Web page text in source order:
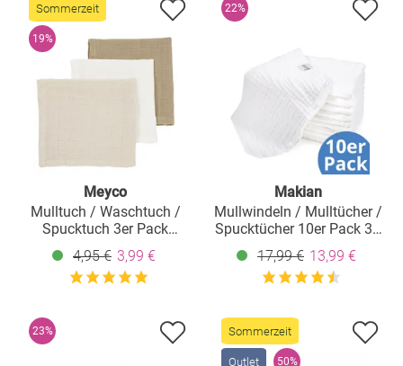
Sommerzeit
19%
Meyco
Mulltuch / Waschtuch /
Spucktuch 3er Pack
Musselin 30 x 30 cm -
OffWhite / Soft Sand /
Taupe
4,95 € 3,99 €
22%
Makian
Mullwindeln / Mulltücher /
Spucktücher 10er Pack 35
x 50 cm - Weiß
17,99 € 13,99 €
23% Sommerzeit
Outlet 50%